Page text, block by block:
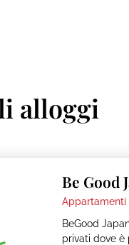
alloggi
Be Good
Appartamenti
BeGood
privati dove è